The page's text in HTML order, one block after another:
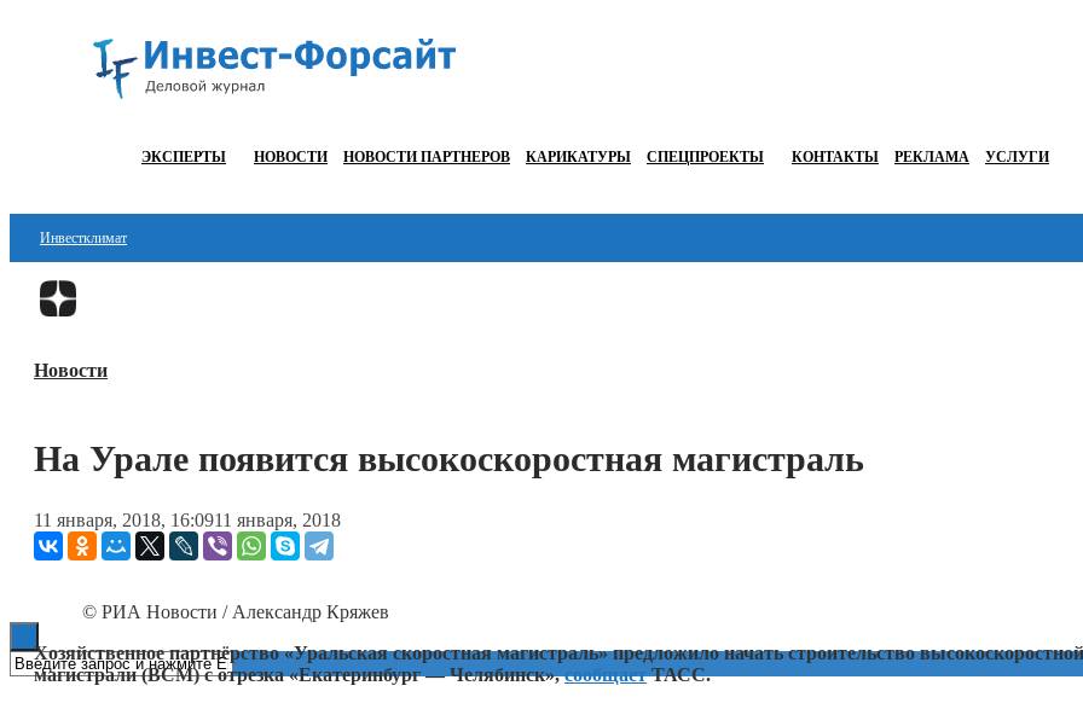
ЭКСПЕРТЫ НОВОСТИ НОВОСТИ ПАРТНЕРОВ КАРИКАТУРЫ СПЕЦПРОЕКТЫ КОНТАКТЫ РЕКЛАМА УСЛУГИ
Инвестклимат
Финансы
Блокчейн
ESG
Новости
На Урале появится высокоскоростная магистраль
11 января, 2018, 16:0911 января, 2018
© РИА Новости / Александр Кряжев
Хозяйственное партнёрство «Уральская скоростная магистраль» предложило начать строительство высокоскоростной
магистрали (ВСМ) с отрезка «Екатеринбург — Челябинск»,сообщаетТАСС.